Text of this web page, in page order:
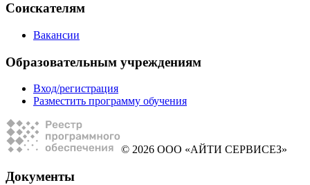
Соискателям
Вакансии
Образовательным учреждениям
Вход/регистрация
Разместить программу обучения
© 2026 ООО «АЙТИ СЕРВИСЕЗ»
Документы